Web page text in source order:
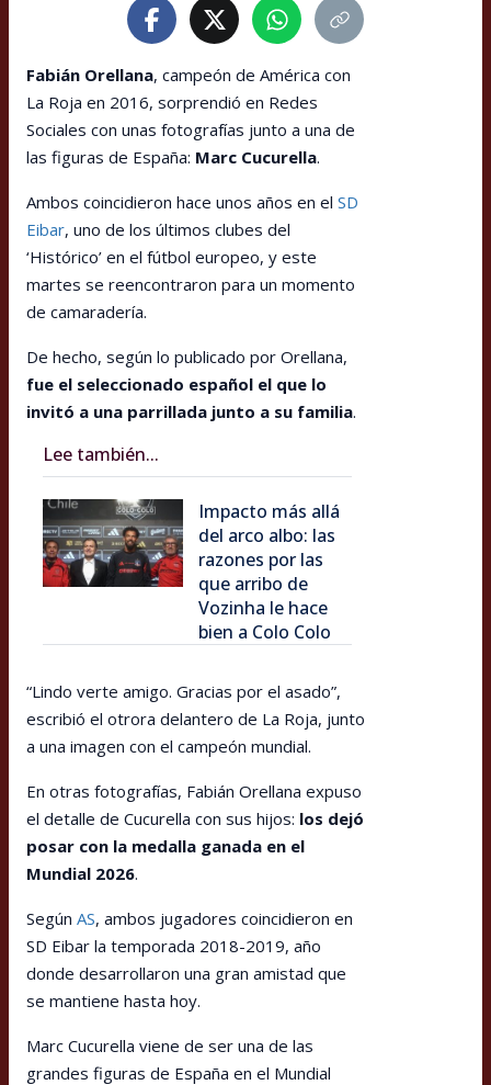
Fabián Orellana, campeón de América con
La Roja en 2016, sorprendió en Redes
Sociales con unas fotografías junto a una de
las figuras de España: Marc Cucurella.
Ambos coincidieron hace unos años en el SD
Eibar, uno de los últimos clubes del
‘Histórico’ en el fútbol europeo, y este
martes se reencontraron para un momento
de camaradería.
De hecho, según lo publicado por Orellana,
fue el seleccionado español el que lo
invitó a una parrillada junto a su familia.
Lee también...
Impacto más allá
del arco albo: las
razones por las
que arribo de
Vozinha le hace
bien a Colo Colo
“Lindo verte amigo. Gracias por el asado”,
escribió el otrora delantero de La Roja, junto
a una imagen con el campeón mundial.
En otras fotografías, Fabián Orellana expuso
el detalle de Cucurella con sus hijos: los dejó
posar con la medalla ganada en el
Mundial 2026.
Según AS, ambos jugadores coincidieron en
SD Eibar la temporada 2018-2019, año
donde desarrollaron una gran amistad que
se mantiene hasta hoy.
Marc Cucurella viene de ser una de las
grandes figuras de España en el Mundial